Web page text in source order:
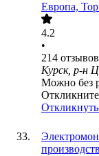
Европа,
4.2
•
214 отзывов
Курск, р-н
Можно без